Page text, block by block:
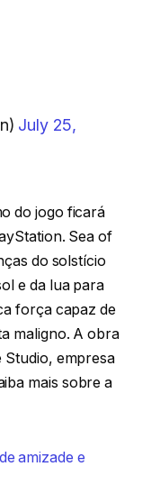
July 25,
do jogo ficará
Sea of
do solstício
e da lua para
força capaz de
maligno. A obra
Studio, empresa
mais sobre a
amizade e